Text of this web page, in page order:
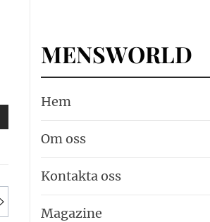
MENSWORLD
Hem
Om oss
Kontakta oss
Magazine